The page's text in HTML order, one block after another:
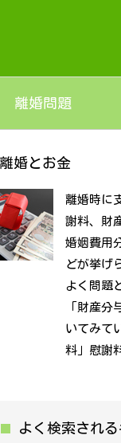
離婚問題
離婚とお金
離婚時に
謝料、財
婚姻費用
どが挙げ
よく問題
「財産分
いてみて
料」慰
よく検索され